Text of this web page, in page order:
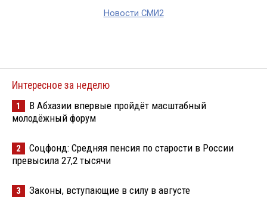
Новости СМИ2
Интересное за неделю
1
В Абхазии впервые пройдёт масштабный
молодёжный форум
2
Соцфонд: Средняя пенсия по старости в России
превысила 27,2 тысячи
3 Законы, вступающие в силу в августе